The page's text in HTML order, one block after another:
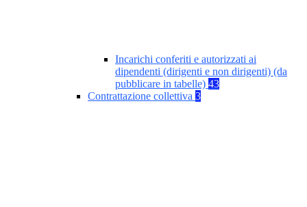
Incarichi conferiti e autorizzati ai
dipendenti (dirigenti e non dirigenti) (da
pubblicare in tabelle) 43
Contrattazione collettiva 3